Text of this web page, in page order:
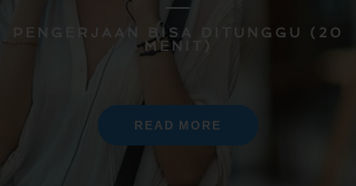
PENGERJAAN BISA DITUNGGU (20
MENIT)
READ MORE